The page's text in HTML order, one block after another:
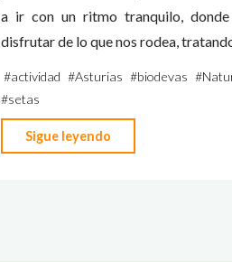
a ir con un ritmo tranquilo,
disfrutar de lo que nos rodea,
#actividad #Asturias #biodevas #
#setas
Sigue leyendo